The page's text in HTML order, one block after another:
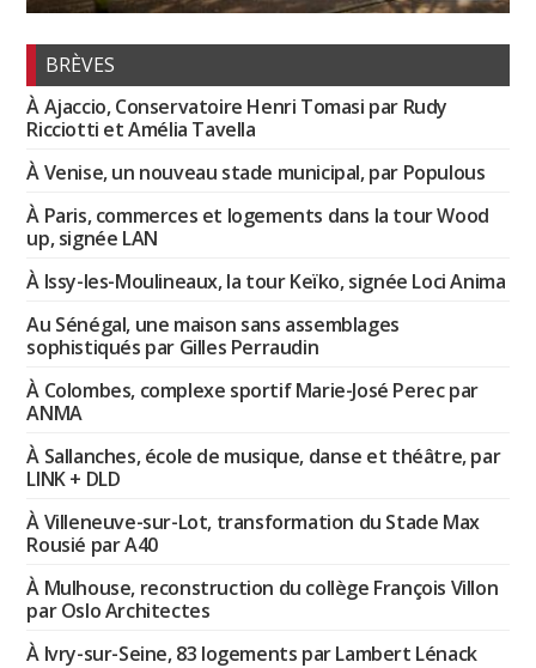
BRÈVES
À Ajaccio, Conservatoire Henri Tomasi par Rudy
Ricciotti et Amélia Tavella
À Venise, un nouveau stade municipal, par Populous
À Paris, commerces et logements dans la tour Wood
up, signée LAN
À Issy-les-Moulineaux, la tour Keïko, signée Loci Anima
Au Sénégal, une maison sans assemblages
sophistiqués par Gilles Perraudin
À Colombes, complexe sportif Marie-José Perec par
ANMA
À Sallanches, école de musique, danse et théâtre, par
LINK + DLD
À Villeneuve-sur-Lot, transformation du Stade Max
Rousié par A40
À Mulhouse, reconstruction du collège François Villon
par Oslo Architectes
À Ivry-sur-Seine, 83 logements par Lambert Lénack